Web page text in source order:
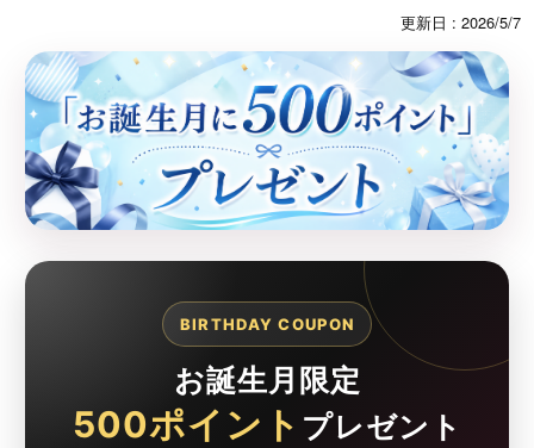
更新日 : 2026/5/7
BIRTHDAY COUPON
お誕生月限定
500ポイント プレゼント